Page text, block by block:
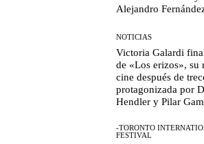
Alejandro
NOTICIAS
Victoria Galardi
de «Los erizos», su
cine después de
protagonizada por
Hendler y Pilar
-TORONTO
FESTIVAL